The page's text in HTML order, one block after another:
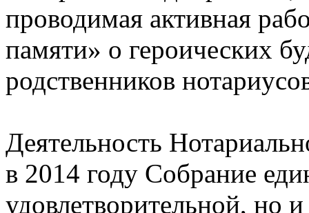
проводимая активная
памяти» о героических
родственников
Деятельность
в 2014 году Собрание
удовлетворительной, но